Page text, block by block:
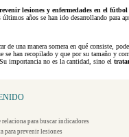
lesiones y enfermedades en el fútbol
últimos años se han ido desarrollando para
de una manera somera en qué consiste,
se han recopilado y que por su tamaño y
importancia no es la cantidad, sino el
relaciona para buscar indicadores
para prevenir lesiones